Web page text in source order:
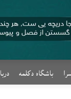
باشگاه دکلمه